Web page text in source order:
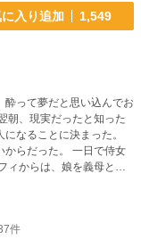
入り追加 1,549
って夢だと思い込んでお
朝、現実だったと知った
なることに決まった。
からだった。 一日で侍女
ィからは、娘を義母とし
フィの残り時間は少な
件